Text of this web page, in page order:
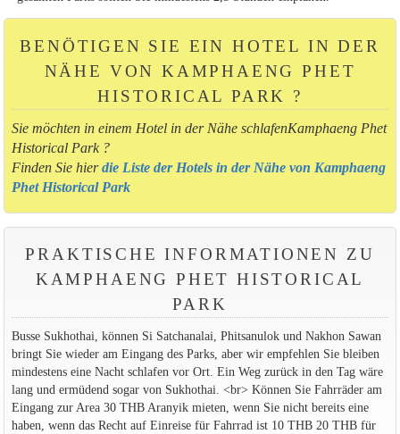
BENÖTIGEN SIE EIN HOTEL IN DER
NÄHE VON KAMPHAENG PHET
HISTORICAL PARK ?
Sie möchten in einem Hotel in der Nähe schlafenKamphaeng Phet
Historical Park ?
Finden Sie hierdie Liste der Hotels in der Nähe von Kamphaeng
Phet Historical Park
PRAKTISCHE INFORMATIONEN ZU
KAMPHAENG PHET HISTORICAL
PARK
Busse Sukhothai, können Si Satchanalai, Phitsanulok und Nakhon Sawan
bringt Sie wieder am Eingang des Parks, aber wir empfehlen Sie bleiben
mindestens eine Nacht schlafen vor Ort. Ein Weg zurück in den Tag wäre
lang und ermüdend sogar von Sukhothai. <br> Können Sie Fahrräder am
Eingang zur Area 30 THB Aranyik mieten, wenn Sie nicht bereits eine
haben, wenn das Recht auf Einreise für Fahrrad ist 10 THB 20 THB für